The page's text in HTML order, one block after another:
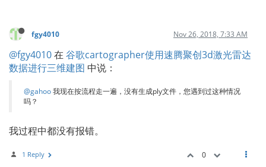
fgy4010 Nov 26, 2018, 7:33 AM
@fgy4010在 谷歌cartographer使用速腾聚创3d激光雷达
数据进行三维建图 中说：
@gahoo我现在按流程走一遍，没有生成ply文件，您遇到过这种情况
吗？
我过程中都没有报错。
1 Reply 0